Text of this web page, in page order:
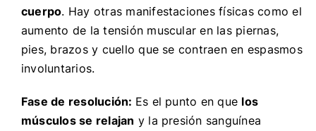
cuerpo. Hay otras manifestaciones físicas como el
aumento de la tensión muscular en las piernas,
pies, brazos y cuello que se contraen en espasmos
involuntarios.
Fase de resolución: Es el punto en que los
músculos se relajan y la presión sanguínea